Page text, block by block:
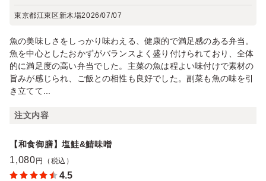
東京都江東区新木場2026/07/07
魚の美味しさをしっかり味わえる、健康的で満足感のある弁当。
魚を中心としたおかずがバランスよく盛り付けられており、全体
的に満足度の高い弁当でした。主菜の魚は程よい味付けで素材の
旨みが感じられ、ご飯との相性も良好でした。副菜も魚の味を引
き立てて...
注文内容
【和食御膳】塩鮭&鯖味噌
1,080 円（税込）
4.5